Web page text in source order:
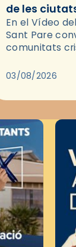
de les
En el Vídeo
Sant Pare
comunitats
pregària, el…
03/08/2026